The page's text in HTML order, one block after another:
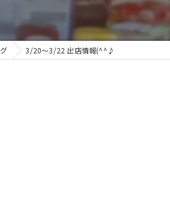
3/20〜3/22 出店情報(^^♪